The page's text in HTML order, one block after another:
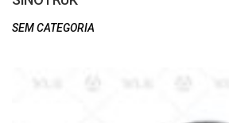
SEM CATEGORIA